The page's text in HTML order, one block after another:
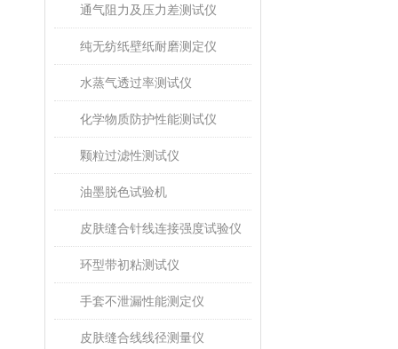
通气阻力及压力差测试仪
纯无纺纸壁纸耐磨测定仪
水蒸气透过率测试仪
化学物质防护性能测试仪
颗粒过滤性测试仪
油墨脱色试验机
皮肤缝合针线连接强度试验仪
环型带初粘测试仪
手套不泄漏性能测定仪
皮肤缝合线线径测量仪